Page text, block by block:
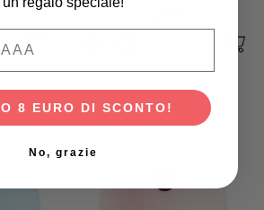
di nascita del tuo
8 EURO DI SCONTO!
No, grazie